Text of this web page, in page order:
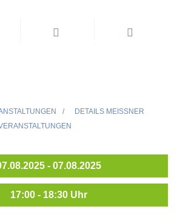
Vivaldi "Die Vier
- Galakonzert im
/
DETAILS MEISSNER V
- 07.08.2025
17:00 - 18:30 Uhr